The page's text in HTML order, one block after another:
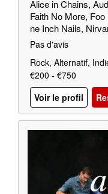
Alice in Chains,
Faith No More,
ne Inch Nails,
chine, Red Fang,
Pas d'avis
Rock, Alternatif,
€200 - €750
Voir le profil